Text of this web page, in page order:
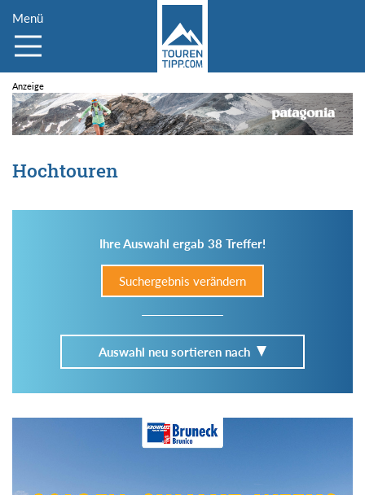
Menü
Hochtouren
Ihre Auswahl ergab 38 Treffer!
Suchergebnis verändern
Auswahl neu sortieren nach
Im Tourenarchiv suchen